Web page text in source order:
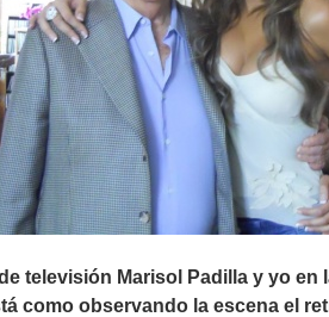
televisión Marisol Padilla y yo en
como observando la escena el